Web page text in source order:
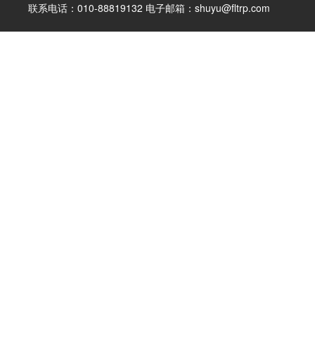
联系电话：010-88819132 电子邮箱：shuyu@fltrp.com